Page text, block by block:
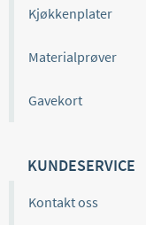
Kjøkkenplater
Materialprøver
Gavekort
KUNDESERVICE
Kontakt oss